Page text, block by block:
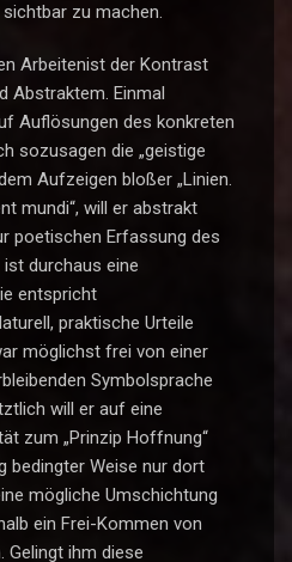
zu machen.
Arbeitenist der Kontrast
Abstraktem. Einmal
Auflösungen des konkreten
sozusagen die „geistige
Aufzeigen bloßer „Linien.
mundi“, will er abstrakt
poetischen Erfassung des
ist durchaus eine
entspricht
praktische Urteile
möglichst frei von einer
Symbolsprache
will er auf eine
zum „Prinzip Hoffnung“
bedingter Weise nur dort
mögliche Umschichtung
ein Frei-Kommen von
Gelingt ihm diese